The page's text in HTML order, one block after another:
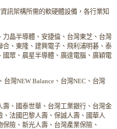
訊架構所需的軟硬體設備，各行業知
晶半導體、安捷倫、台灣東芝、台灣
、東隆、建興電子、飛利浦明碁、泰
眾、晨星半導體、廣達電腦、廣穎電
灣NEW Balance、台灣NEC、台灣
、國泰世華、台灣工業銀行、台灣金
法國巴黎人壽、保誠人壽、國華人
險、新光人壽、台灣產業保險、